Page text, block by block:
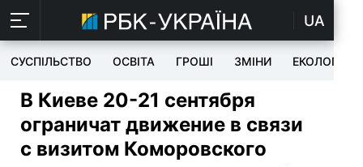
UA
СУСПІЛЬСТВО ОСВІТА ГРОШІ ЗМІНИ ЕКОЛОГІЯ
В Киеве 20-21 сентября
ограничат движение в связи
с визитом Коморовского